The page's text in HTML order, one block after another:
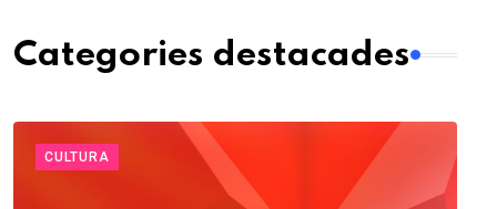
Categories destacades
CULTURA